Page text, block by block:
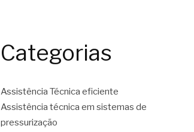
Categorias
Assistência Técnica eficiente
Assistência técnica em sistemas de
pressurização